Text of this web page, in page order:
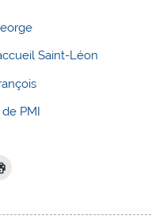
Saint-Léon
PMI